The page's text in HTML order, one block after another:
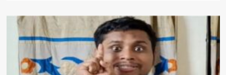
গাজী
সালাউদ্দিন
তানভীরকে
অব্যাহতি
দিল
এনসিপি